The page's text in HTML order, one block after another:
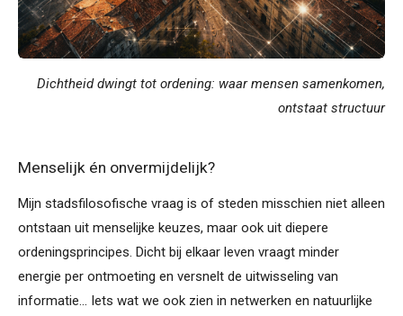
Dichtheid dwingt tot ordening: waar mensen samenkomen,
ontstaat structuur
Menselijk én onvermijdelijk?
Mijn stadsfilosofische vraag is of steden misschien niet alleen
ontstaan uit menselijke keuzes, maar ook uit diepere
ordeningsprincipes. Dicht bij elkaar leven vraagt minder
energie per ontmoeting en versnelt de uitwisseling van
informatie... Iets wat we ook zien in netwerken en natuurlijke